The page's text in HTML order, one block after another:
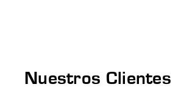
Nuestros Clientes